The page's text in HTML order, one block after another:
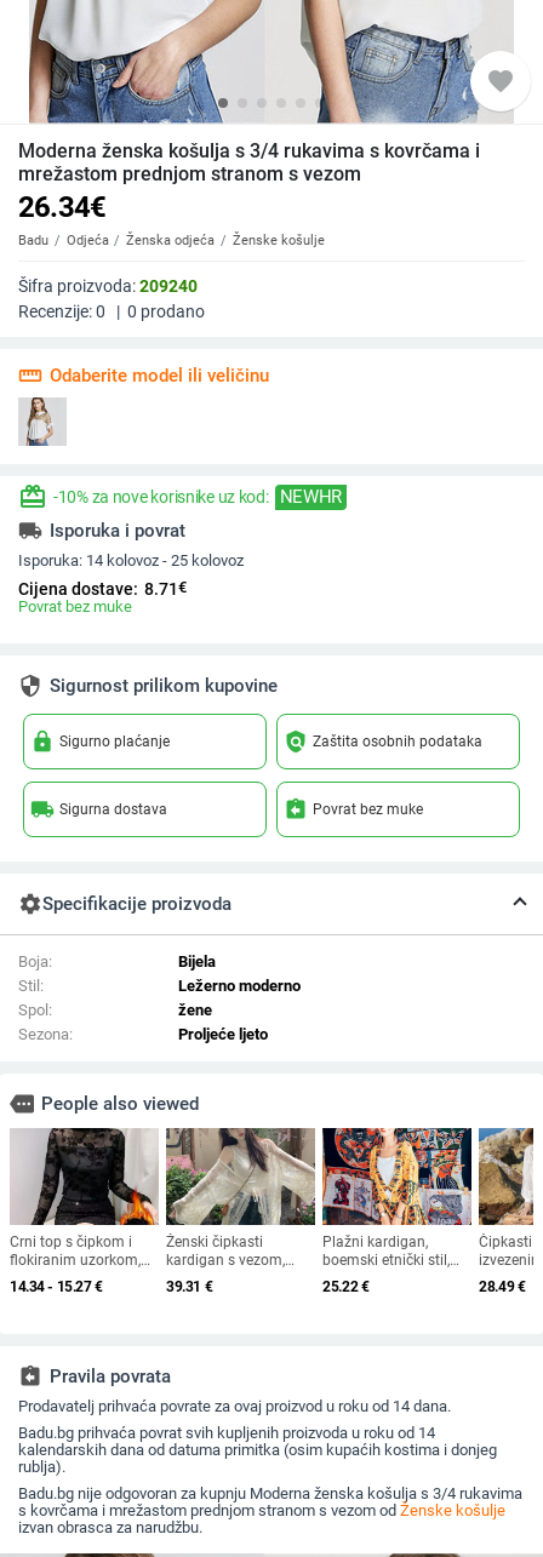
favorite
Moderna ženska košulja s 3/4 rukavima s kovrčama i
mrežastom prednjom stranom s vezom
26.34€
Badu Odjeća Ženska odjeća Ženske košulje
Šifra proizvoda:209240
Recenzije:0 | 0 prodano
straighten Odaberite model ili veličinu
redeem -10% za nove korisnike uz kod: NEWHR
local_shipping Isporuka i povrat
Isporuka: 14 kolovoz - 25 kolovoz
Cijena dostave: 8.71€
Povrat bez muke
security Sigurnost prilikom kupovine
lock Sigurno plaćanje policy Zaštita osobnih podataka
local_shipping Sigurna dostava assignment_return Povrat bez muke
settingsSpecifikacije proizvoda
Boja:
Bijela
Stil:
Ležerno moderno
Spol:
žene
Sezona:
Proljeće ljeto
more People also viewed
Crni top s čipkom i
flokiranim uzorkom,
dugi rukavi, mrežasti
materijal, polu-visoki
14.34 - 15.27€
Ženski čipkasti
kardigan s vezom,
poliester, jednobojna,
dugi rukavi, dugi kroj
39.31 €
Plažni kardigan,
boemski etnički stil,
floralni uzorak, UV
zaštita, slobodan kroj
25.22€
Čipkasti
zaštita
plažu,
28.49€
assignment_return Pravila povrata
Prodavatelj prihvaća povrate za ovaj proizvod u roku od 14 dana.
Badu.bg prihvaća povrat svih kupljenih proizvoda u roku od 14
kalendarskih dana od datuma primitka (osim kupaćih kostima i donjeg
rublja).
Badu.bg nije odgovoran za kupnju Moderna ženska košulja s 3/4 rukavima
s kovrčama i mrežastom prednjom stranom s vezom od Ženske košulje
izvan obrasca za narudžbu.